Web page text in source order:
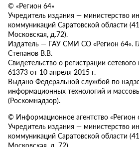
© «Регион 64»
Учредитель издания — министерство
коммуникаций Саратовской области
Московская, д.72).
Издатель — ГАУ СМИ СО «Регион 64».
Степанов В.В.
Свидетельство о регистрации
61373 от 10 апреля 2015 г.
Выдано Федеральной службой по
информационных технологий и
(Роскомнадзор).
© Информационное агентство «Регион
Учредитель издания — министерство
коммуникаций Саратовской области